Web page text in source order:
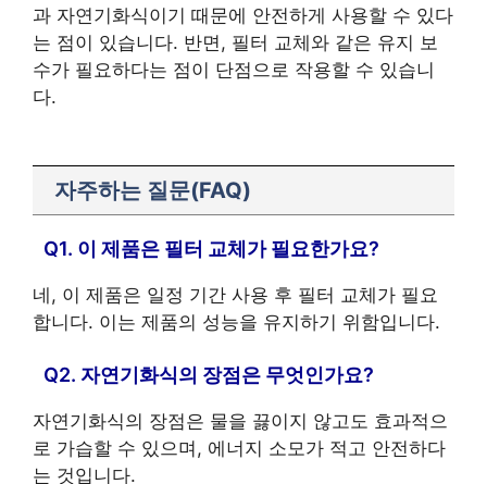
과 자연기화식이기 때문에 안전하게 사용할 수 있다
는 점이 있습니다. 반면, 필터 교체와 같은 유지 보
수가 필요하다는 점이 단점으로 작용할 수 있습니
다.
자주하는 질문(FAQ)
Q1. 이 제품은 필터 교체가 필요한가요?
네, 이 제품은 일정 기간 사용 후 필터 교체가 필요
합니다. 이는 제품의 성능을 유지하기 위함입니다.
Q2. 자연기화식의 장점은 무엇인가요?
자연기화식의 장점은 물을 끓이지 않고도 효과적으
로 가습할 수 있으며, 에너지 소모가 적고 안전하다
는 것입니다.